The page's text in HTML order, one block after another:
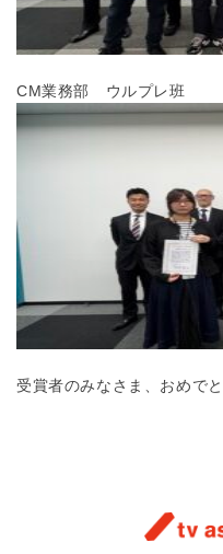
CM業務部 ウルプレ班
受賞者のみなさま、おめで